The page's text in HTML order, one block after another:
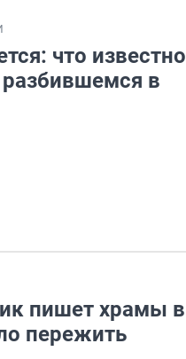
что известно
в
пишет храмы в
пережить